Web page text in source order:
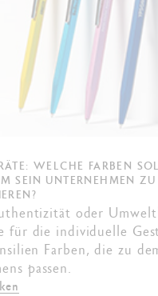
WELCHE FARBEN
SEIN UNTERNEHMEN ZU
oder
für die individuelle
Farben, die zu
passen.